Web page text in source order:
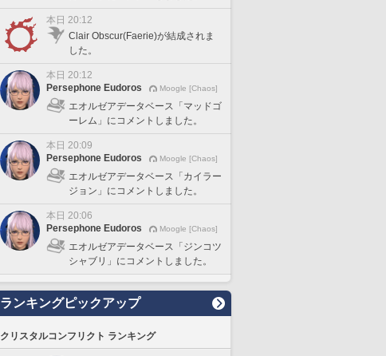
本日 20:12
Clair Obscur(Faerie)が結成されま
した。
本日 20:12
Persephone Eudoros
Moogle [Chaos]
エオルゼアデータベース「マッドゴ
ーレム」にコメントしました。
本日 20:09
Persephone Eudoros
Moogle [Chaos]
エオルゼアデータベース「カイラー
ジョン」にコメントしました。
本日 20:06
Persephone Eudoros
Moogle [Chaos]
エオルゼアデータベース「ジンコツ
シャブリ」にコメントしました。
ランキングピックアップ
クリスタルコンフリクト ランキング